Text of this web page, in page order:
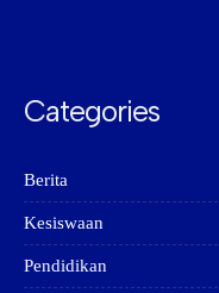
Categories
Berita
Kesiswaan
Pendidikan